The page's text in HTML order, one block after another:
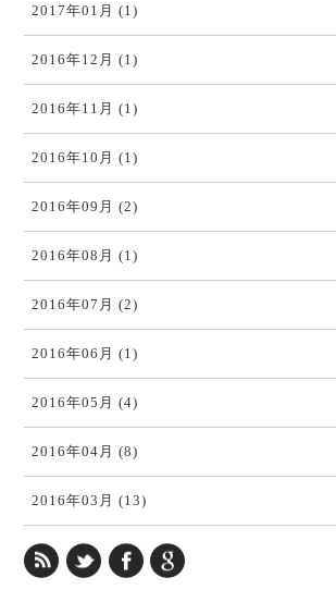
2017年01月 (1)
2016年12月 (1)
2016年11月 (1)
2016年10月 (1)
2016年09月 (2)
2016年08月 (1)
2016年07月 (2)
2016年06月 (1)
2016年05月 (4)
2016年04月 (8)
2016年03月 (13)